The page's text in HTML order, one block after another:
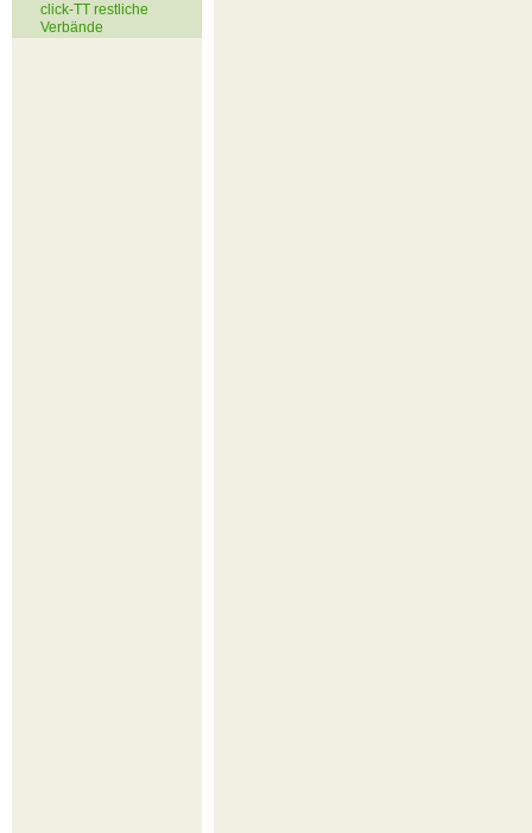
click-TT restliche
Verbände